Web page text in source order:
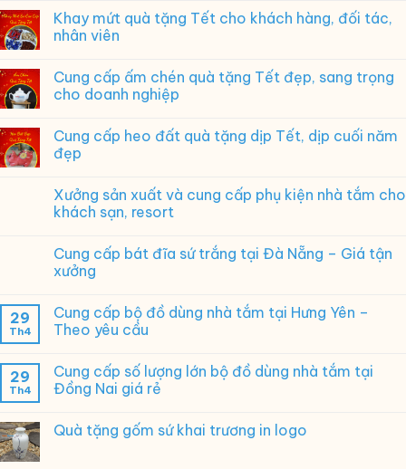
nghĩa,
yêu
Khay mứt quà tặng Tết cho khách hàng, đối tác,
nhân viên
Cung cấp ấm chén quà tặng Tết đẹp, sang trọng
cho doanh nghiệp
Cung cấp heo đất quà tặng dịp Tết, dịp cuối năm
đẹp
Xưởng sản xuất và cung cấp phụ kiện nhà tắm cho
khách sạn, resort
Cung cấp bát đĩa sứ trắng tại Đà Nẵng – Giá tận
xưởng
29
Th4
Cung cấp bộ đồ dùng nhà tắm tại Hưng Yên –
Theo yêu cầu
29
Th4
Cung cấp số lượng lớn bộ đồ dùng nhà tắm tại
Đồng Nai giá rẻ
Quà tặng gốm sứ khai trương in logo